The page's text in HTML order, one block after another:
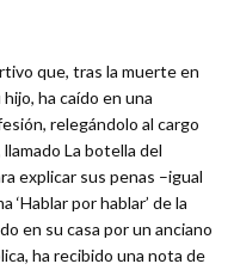
que, tras la muerte en
ha caído en una
relegándolo al cargo
La botella del
explicar sus penas –igual
‘Hablar por hablar’ de la
en su casa por un anciano
ha recibido una nota de